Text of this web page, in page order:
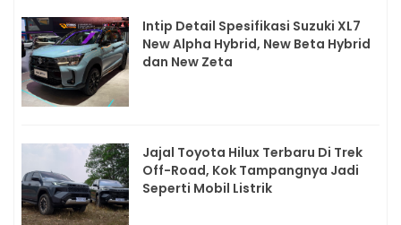
Intip Detail Spesifikasi Suzuki XL7
New Alpha Hybrid, New Beta Hybrid
dan New Zeta
Jajal Toyota Hilux Terbaru Di Trek
Off-Road, Kok Tampangnya Jadi
Seperti Mobil Listrik